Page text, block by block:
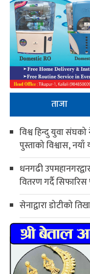
ताजा
विश्व हिन्दु युवा
पुस्ताको विश्वास, नयाँ
धनगढी
वितरण गर्दै सिफारिस
सेनाद्वारा डोटीको